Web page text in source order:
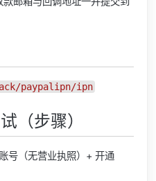
paypalipn/ipn
（步骤）
号（无营业执照）+ 开通